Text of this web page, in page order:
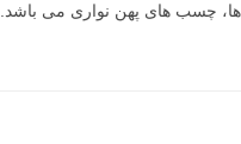
چسب های پهن نواری می باشد.